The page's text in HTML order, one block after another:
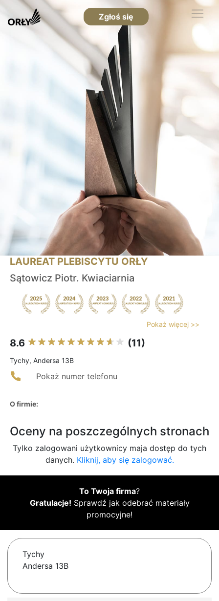
Zgłoś się
LAUREAT PLEBISCYTU ORŁY
Sątowicz Piotr. Kwiaciarnia
Pokaż więcej >>
8.6 (11)
Tychy, Andersa 13B
Pokaż numer telefonu
O firmie:
Oceny na poszczególnych stronach
Tylko zalogowani użytkownicy maja dostęp do tych
danych. Kliknij, aby się zalogować.
To Twoja firma?
Gratulacje! Sprawdź jak odebrać materiały
promocyjne!
Tychy
Andersa 13B